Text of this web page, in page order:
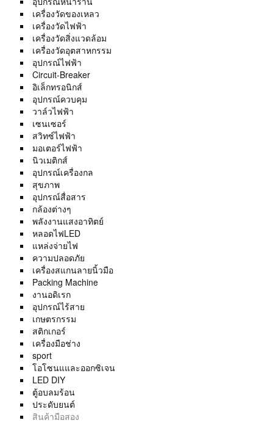
เครื่องวัดของเหลว
เครื่องวัดไฟฟ้า
เครื่องวัดสิ่งแวดล้อม
เครื่องวัดอุตสาหกรรม
อุปกรณ์ไฟฟ้า
Circuit-Breaker
อิเล็กทรอนิกส์
อุปกรณ์ควบคุม
วาล์วไฟฟ้า
เซนเซอร์
สวิทซ์ไฟฟ้า
มอเตอร์ไฟฟ้า
นิวเมติกส์
อุปกรณ์เครื่องกล
สุขภาพ
อุปกรณ์สื่อสาร
กล้องต่างๆ
พลังงานแสงอาทิตย์
หลอดไฟLED
แหล่งจ่ายไฟ
ความปลอดภัย
เครื่องสแกนลายนิ้วมือ
Packing Machine
งานอดิเรก
อุปกรณ์ไร้สาย
เกษตรกรรม
สติกเกอร์
เครื่องมือช่าง
sport
โอโซนแและออกซิเจน
LED DIY
ตู้อบลมร้อน
ประดับยนต์
สินค้ามือสอง